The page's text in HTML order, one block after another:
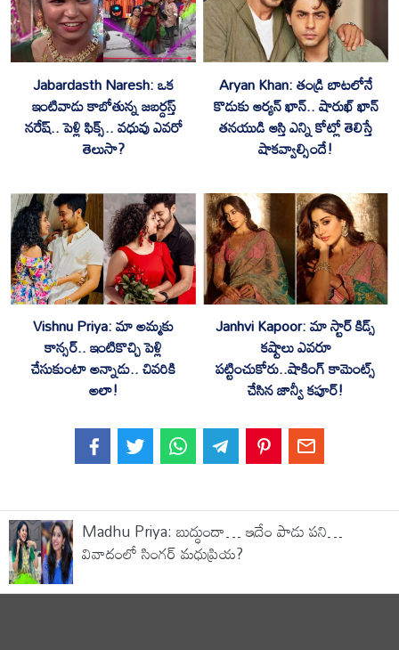
‎Jabardasth Naresh: ఒక
ఇంటివాడు కాబోతున్న జబర్దస్త్
నరేష్.. పెళ్లి ఫిక్స్.. వధువు ఎవరో
తెలుసా?
‎Aryan Khan: తండ్రి బాటలోనే
కొడుకు ఆర్యన్ ఖాన్.. షారుఖ్ ఖాన్
తనయుడి ఆస్తి ఎన్ని కోట్లో తెలిస్తే
షాకవ్వాల్సిందే!
‎Vishnu Priya: మా అమ్మకు
కాన్సర్.. ఇంటికొచ్చి పెళ్లి
చేసుకుంటా అన్నాడు.. చివరికి
అలా!
‎Janhvi Kapoor: మా స్టార్ కిడ్స్
కష్టాలు ఎవరూ
పట్టించుకోరు..షాకింగ్ కామెంట్స్
చేసిన జాన్వీ కపూర్!
Madhu Priya: బుద్ధుందా… ఇదేం పాడు పని…
వివాదంలో సింగర్ మధుప్రియ?